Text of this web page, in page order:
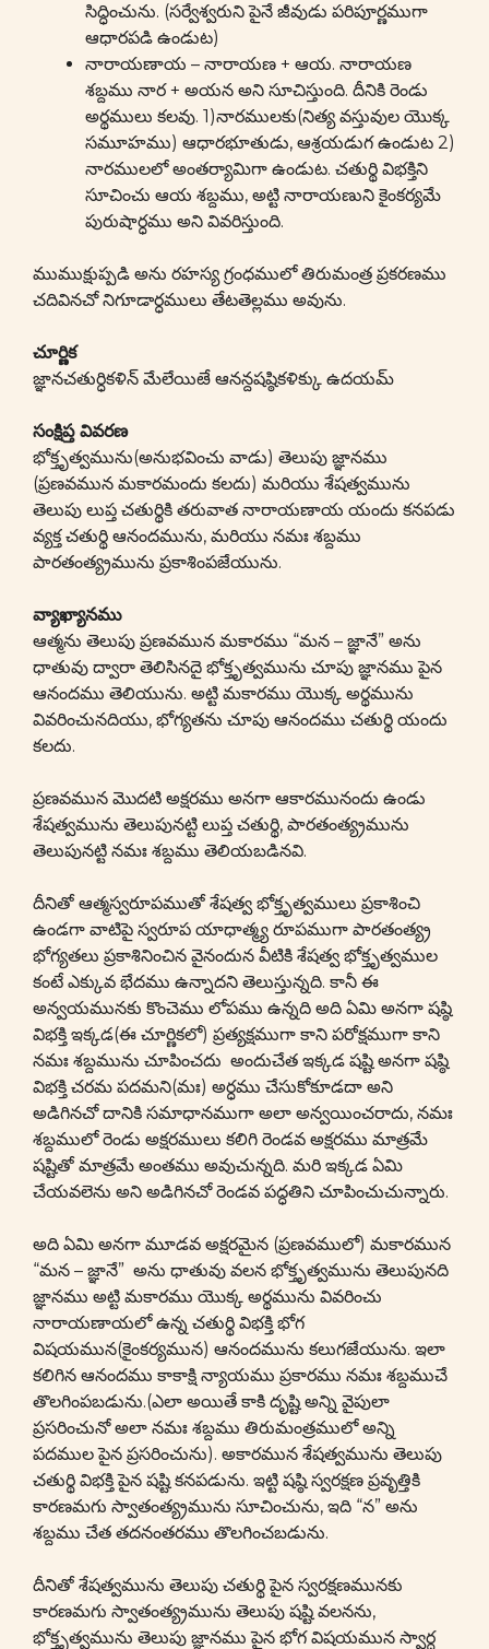
సిద్ధించును. (సర్వేశ్వరుని పైనే జీవుడు పరిపూర్ణముగా
ఆధారపడి ఉండుట)
నారాయణాయ – నారాయణ + ఆయ. నారాయణ
శబ్దము నార + అయన అని సూచిస్తుంది. దీనికి రెండు
అర్థములు కలవు. 1)నారములకు(నిత్య వస్తువుల యొక్క
సమూహము) ఆధారభూతుడు, ఆశ్రయడుగ ఉండుట 2)
నారములలో అంతర్యామిగా ఉండుట. చతుర్థి విభక్తిని
సూచించు ఆయ శబ్దము, అట్టి నారాయణుని కైంకర్యమే
పురుషార్ధము అని వివరిస్తుంది.
ముముక్షుప్పడి అను రహస్య గ్రంధములో తిరుమంత్ర ప్రకరణము
చదివినచో నిగూడార్ధములు తేటతెల్లము అవును.
చూర్ణిక
జ్ఞానచతుర్ధికళిన్ మేలేయిఴే ఆనన్దషష్ఠికళిక్కు ఉదయమ్
సంక్షిప్త వివరణ
భోక్తృత్వమును(అనుభవించు వాడు) తెలుపు జ్ఞానము
(ప్రణవమున మకారమందు కలదు) మరియు శేషత్వమును
తెలుపు లుప్త చతుర్థికి తరువాత నారాయణాయ యందు కనపడు
వ్యక్త చతుర్థి ఆనందమును, మరియు నమః శబ్దము
పారతంత్య్రమును ప్రకాశింపజేయును.
వ్యాఖ్యానము
ఆత్మను తెలుపు ప్రణవమున మకారము “మన – జ్ఞానే” అను
ధాతువు ద్వారా తెలిసినదై భోక్తృత్వమును చూపు జ్ఞానము పైన
ఆనందము తెలియును. అట్టి మకారము యొక్క అర్థమును
వివరించునదియు, భోగ్యతను చూపు ఆనందము చతుర్థి యందు
కలదు.
ప్రణవమున మొదటి అక్షరము అనగా ఆకారమునందు ఉండు
శేషత్వమును తెలుపునట్టి లుప్త చతుర్థి, పారతంత్య్రమును
తెలుపునట్టి నమః శబ్దము తెలియబడినవి.
దీనితో ఆత్మస్వరూపముతో శేషత్వ భోక్తృత్వములు ప్రకాశించి
ఉండగా వాటిపై స్వరూప యాధాత్మ్య రూపముగా పారతంత్య్ర
భోగ్యతలు ప్రకాశినించిన వైనందున వీటికి శేషత్వ భోక్తృత్వముల
కంటే ఎక్కువ భేదము ఉన్నాదని తెలుస్తున్నది. కానీ ఈ
అన్వయమునకు కొంచెము లోపము ఉన్నది అది ఏమి అనగా షష్ఠి
విభక్తి ఇక్కడ(ఈ చూర్ణికలో) ప్రత్యక్షముగా కాని పరోక్షముగా కాని
నమః శబ్దమును చూపించదు అందుచేత ఇక్కడ షష్టి అనగా షష్ఠి
విభక్తి చరమ పదమని(మః) అర్ధము చేసుకోకూడదా అని
అడిగినచో దానికి సమాధానముగా అలా అన్వయించరాదు, నమః
శబ్దములో రెండు అక్షరములు కలిగి రెండవ అక్షరము మాత్రమే
షష్టితో మాత్రమే అంతము అవుచున్నది. మరి ఇక్కడ ఏమి
చేయవలెను అని అడిగినచో రెండవ పద్ధతిని చూపించుచున్నారు.
అది ఏమి అనగా మూడవ అక్షరమైన (ప్రణవములో) మకారమున
“మన – జ్ఞానే” అను ధాతువు వలన భోక్తృత్వమును తెలుపునది
జ్ఞానము అట్టి మకారము యొక్క అర్థమును వివరించు
నారాయణాయలో ఉన్న చతుర్థి విభక్తి భోగ
విషయమున(కైంకర్యమున) ఆనందమును కలుగజేయును. ఇలా
కలిగిన ఆనందము కాకాక్షి న్యాయము ప్రకారము నమః శబ్దముచే
తొలగింపబడును.(ఎలా అయితే కాకి దృష్టి అన్ని వైపులా
ప్రసరించునో అలా నమః శబ్దము తిరుమంత్రములో అన్ని
పదముల పైన ప్రసరించును). అకారమున శేషత్వమును తెలుపు
చతుర్థి విభక్తి పైన షష్టి కనపడును. ఇట్టి షష్ఠి స్వరక్షణ ప్రవృత్తికి
కారణమగు స్వాతంత్య్రమును సూచించును, ఇది “న” అను
శబ్దము చేత తదనంతరము తొలగించబడును.
దీనితో శేషత్వమును తెలుపు చతుర్థి పైన స్వరక్షణమునకు
కారణమగు స్వాతంత్య్రమును తెలుపు షష్టి వలనను,
భోక్తృత్వమును తెలుపు జ్ఞానము పైన భోగ విషయమున స్వార్ధ